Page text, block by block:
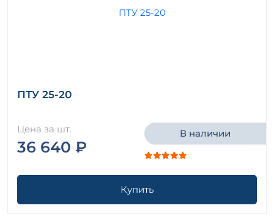
ПТУ 25-20
Цена за шт.
36 640 ₽
В наличии
Купить